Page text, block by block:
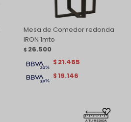
Mesa de Comedor redonda
IRON 1mto
$ 26.500
$19.146
$ 21.465